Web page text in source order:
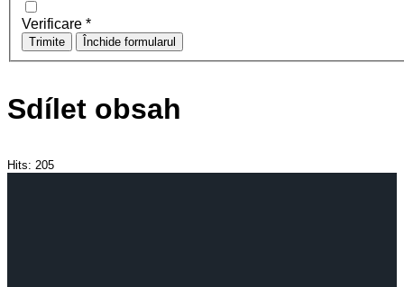
Verificare *
Trimite Închide formularul
Sdílet obsah
Hits: 205